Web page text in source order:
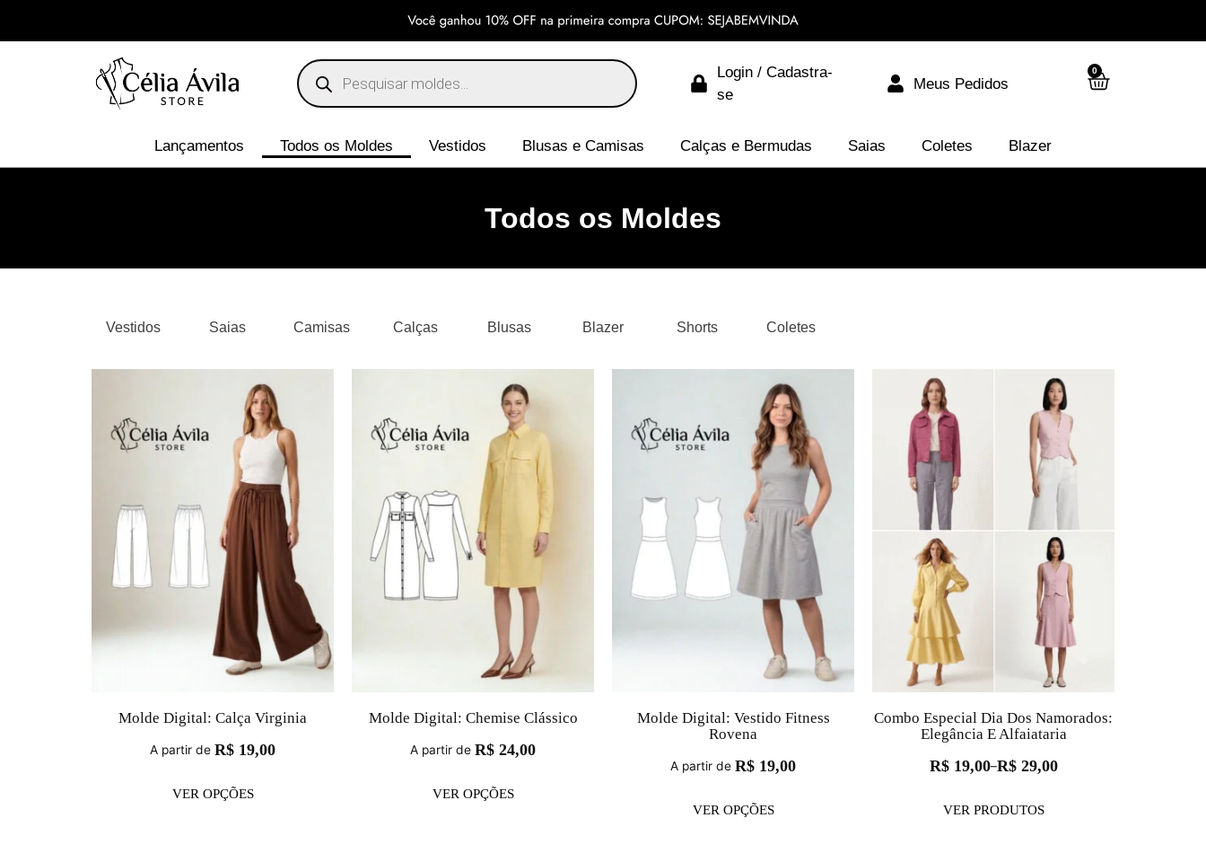
Login / Cadastra-
se
Meus Pedidos
0
Lançamentos Todos os Moldes Vestidos Blusas e Camisas Calças e Bermudas Saias Coletes Blazer
Todos os Moldes
Vestidos Saias Camisas Calças Blusas Blazer Shorts Coletes
Molde Digital: Calça Virginia
A partir de R$ 19,00
VER OPÇÕES
Molde Digital: Chemise Clássico
A partir de R$ 24,00
VER OPÇÕES
Molde Digital: Vestido Fitness
Rovena
A partir de R$ 19,00
VER OPÇÕES
Combo Especial Dia Dos Namorados:
Elegância E Alfaiataria
R$19,00–R$29,00
VER PRODUTOS